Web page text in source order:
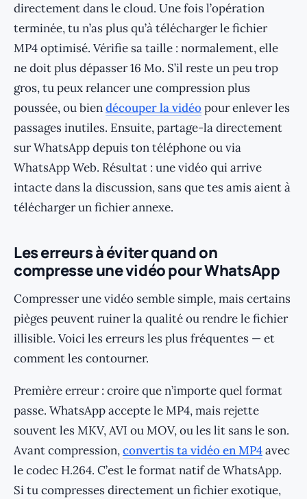
directement dans le cloud. Une fois l’opération
terminée, tu n’as plus qu’à télécharger le fichier
MP4 optimisé. Vérifie sa taille : normalement, elle
ne doit plus dépasser 16 Mo. S’il reste un peu trop
gros, tu peux relancer une compression plus
poussée, ou biendécouper la vidéopour enlever les
passages inutiles. Ensuite, partage-la directement
sur WhatsApp depuis ton téléphone ou via
WhatsApp Web. Résultat : une vidéo qui arrive
intacte dans la discussion, sans que tes amis aient à
télécharger un fichier annexe.
Les erreurs à éviter quand on
compresse une vidéo pour WhatsApp
Compresser une vidéo semble simple, mais certains
pièges peuvent ruiner la qualité ou rendre le fichier
illisible. Voici les erreurs les plus fréquentes — et
comment les contourner.
Première erreur : croire que n’importe quel format
passe. WhatsApp accepte le MP4, mais rejette
souvent les MKV, AVI ou MOV, ou les lit sans le son.
Avant compression,convertis ta vidéo en MP4avec
le codec H.264. C’est le format natif de WhatsApp.
Si tu compresses directement un fichier exotique,